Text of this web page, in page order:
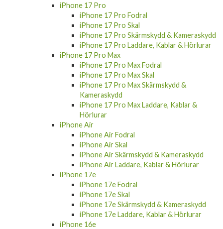
iPhone 17 Pro
iPhone 17 Pro Fodral
iPhone 17 Pro Skal
iPhone 17 Pro Skärmskydd & Kameraskydd
iPhone 17 Pro Laddare, Kablar & Hörlurar
iPhone 17 Pro Max
iPhone 17 Pro Max Fodral
iPhone 17 Pro Max Skal
iPhone 17 Pro Max Skärmskydd &
Kameraskydd
iPhone 17 Pro Max Laddare, Kablar &
Hörlurar
iPhone Air
iPhone Air Fodral
iPhone Air Skal
iPhone Air Skärmskydd & Kameraskydd
iPhone Air Laddare, Kablar & Hörlurar
iPhone 17e
iPhone 17e Fodral
iPhone 17e Skal
iPhone 17e Skärmskydd & Kameraskydd
iPhone 17e Laddare, Kablar & Hörlurar
iPhone 16e